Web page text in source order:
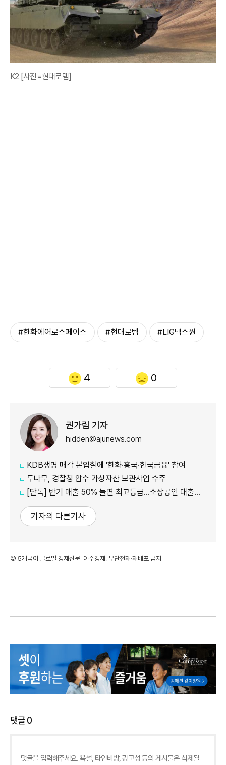
K2 [사진=현대로템]
#한화에어로스페이스 #현대로템 #LIG넥스원
4 0
권가림 기자
hidden@ajunews.com
KDB생명 매각 본입찰에 '한화·흥국·한국금융' 참여
두나무, 경찰청 압수 가상자산 보관사업 수주
[단독] 반기 매출 50% 늘면 최고등급…소상공인 대출에 성장성 반영
기자의 다른기사
©'5개국어 글로벌 경제신문' 아주경제. 무단전재·재배포 금지
댓글0